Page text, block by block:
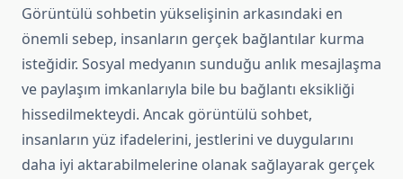
Görüntülü sohbetin yükselişinin arkasındaki en
önemli sebep, insanların gerçek bağlantılar kurma
isteğidir. Sosyal medyanın sunduğu anlık mesajlaşma
ve paylaşım imkanlarıyla bile bu bağlantı eksikliği
hissedilmekteydi. Ancak görüntülü sohbet,
insanların yüz ifadelerini, jestlerini ve duygularını
daha iyi aktarabilmelerine olanak sağlayarak gerçek